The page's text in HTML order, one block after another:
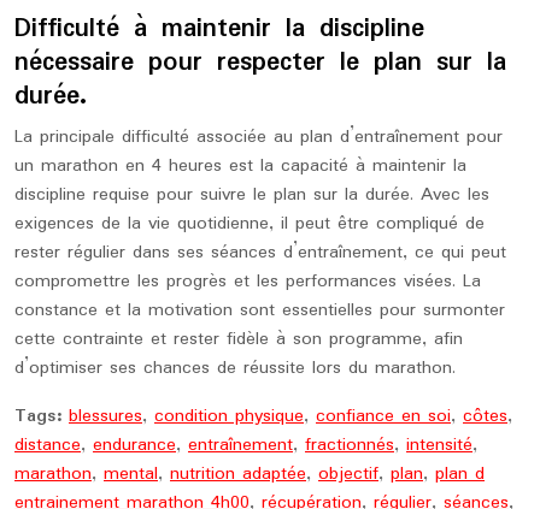
Difficulté à maintenir la discipline
nécessaire pour respecter le plan sur la
durée.
La principale difficulté associée au plan d’entraînement pour
un marathon en 4 heures est la capacité à maintenir la
discipline requise pour suivre le plan sur la durée. Avec les
exigences de la vie quotidienne, il peut être compliqué de
rester régulier dans ses séances d’entraînement, ce qui peut
compromettre les progrès et les performances visées. La
constance et la motivation sont essentielles pour surmonter
cette contrainte et rester fidèle à son programme, afin
d’optimiser ses chances de réussite lors du marathon.
Tags: blessures, condition physique, confiance en soi, côtes,
distance, endurance, entraînement, fractionnés, intensité,
marathon, mental, nutrition adaptée, objectif, plan, plan d